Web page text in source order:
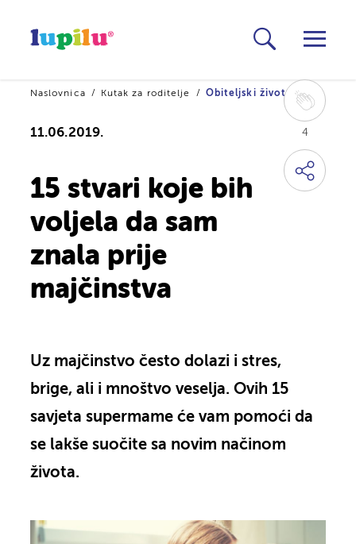
4
Naslovnica Kutak za roditelje Obiteljski život
11.06.2019.
15 stvari koje bih
voljela da sam
znala prije
majčinstva
Uz majčinstvo često dolazi i stres,
brige, ali i mnoštvo veselja. Ovih 15
savjeta supermame će vam pomoći da
se lakše suočite sa novim načinom
života.